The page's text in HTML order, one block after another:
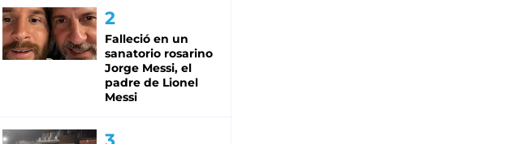
Falleció en un
sanatorio rosarino
Jorge Messi, el
padre de Lionel
Messi